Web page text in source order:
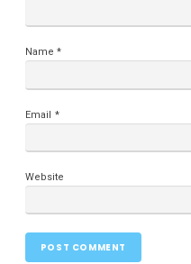
Name*
Email *
Website